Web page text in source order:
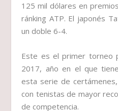
125 mil dólares en
ránking ATP. El japonés
un doble 6-4.
Este es el primer torneo
2017, año en el que
esta serie de
con tenistas de mayor
de competencia.